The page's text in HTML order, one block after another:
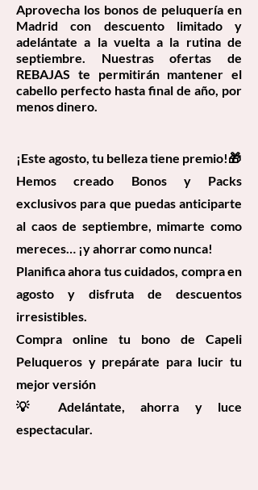
Aprovecha los bonos de peluquería en
Madrid con descuento limitado y
adelántate a la vuelta a la rutina de
septiembre. Nuestras ofertas de
REBAJAS te permitirán mantener el
cabello perfecto hasta final de año, por
menos dinero.
¡Este agosto, tu belleza tiene premio!🎁
Hemos creado Bonos y Packs
exclusivos para que puedas anticiparte
al caos de septiembre, mimarte como
mereces… ¡y ahorrar como nunca!
Planifica ahora tus cuidados, compra en
agosto y disfruta de descuentos
irresistibles.
Compra online tu bono de Capeli
Peluqueros y prepárate para lucir tu
mejor versión
💡 Adelántate, ahorra y luce
espectacular.